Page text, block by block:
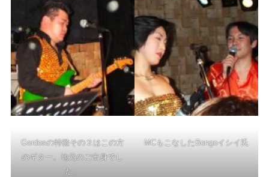
Gordosの特徴その２はこの方
のギター。地元のご出身でし
た。
MCもこなしたBongoイシイ氏